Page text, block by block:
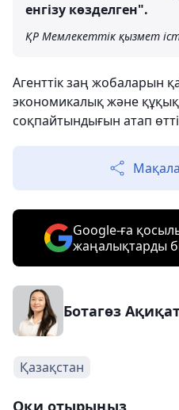
енгізу көзделген".
ҚР Мемлекеттік қызмет
Агенттік заң жобаларын
экономикалық және
соқпайтындығын атап
Google-ға
жаңалықтарды
Ботагөз
Қазақстан
Оқи отырыңыз